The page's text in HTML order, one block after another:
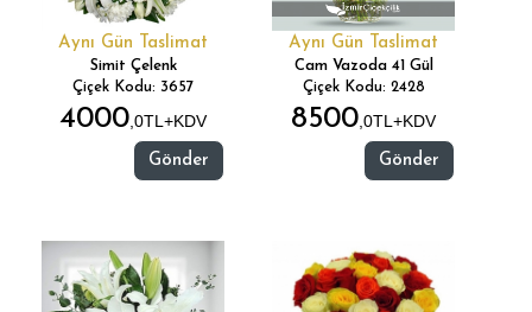
Aynı Gün Taslimat
Simit Çelenk
Çiçek Kodu: 3657
4000,0TL+KDV
Gönder
Aynı Gün Taslimat
Cam Vazoda 41 Gül
Çiçek Kodu: 2428
8500,0TL+KDV
Gönder